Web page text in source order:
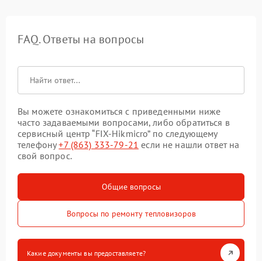
FAQ. Ответы на вопросы
Вы можете ознакомиться с приведенными ниже
часто задаваемыми вопросами, либо обратиться в
сервисный центр “FIX-Hikmicro” по следующему
телефону+7 (863) 333-79-21 если не нашли ответ на
свой вопрос.
Общие вопросы
Вопросы по ремонту тепловизоров
Какие документы вы предоставляете?